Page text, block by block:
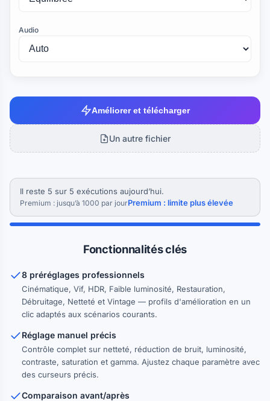
Audio
Un autre fichier
Améliorer et télécharger
Il reste 5 sur 5 exécutions aujourd’hui.
Premium : jusqu’à 1000 par jourPremium : limite plus élevée
Fonctionnalités clés
8 préréglages professionnels
Cinématique, Vif, HDR, Faible luminosité, Restauration,
Débruitage, Netteté et Vintage — profils d'amélioration en un
clic adaptés aux scénarios courants.
Réglage manuel précis
Contrôle complet sur netteté, réduction de bruit, luminosité,
contraste, saturation et gamma. Ajustez chaque paramètre avec
des curseurs précis.
Comparaison avant/après